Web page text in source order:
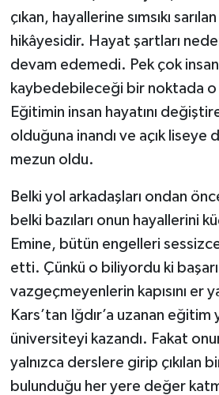
çıkan, hayallerine sımsıkı
hikâyesidir. Hayat şartları
devam edemedi. Pek çok
kaybedebileceği bir noktada
Eğitimin insan hayatını
olduğuna inandı ve açık liseye
mezun oldu.
Belki yol arkadaşları ondan
belki bazıları onun hayallerini
Emine, bütün engelleri
etti. Çünkü o biliyordu ki
vazgeçmeyenlerin kapısını er
Kars’tan Iğdır’a uzanan
üniversiteyi kazandı. Fakat
yalnızca derslere girip çıkılan
bulunduğu her yere değer